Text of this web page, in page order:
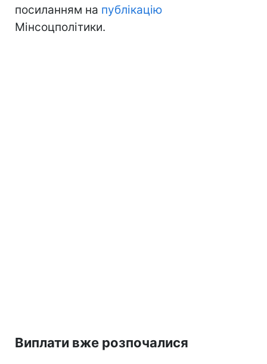
посиланням на публікацію
Мінсоцполітики.
Виплати вже розпочалися